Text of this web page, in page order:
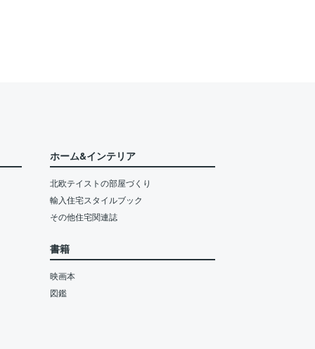
ホーム&インテリア
北欧テイストの部屋づくり
輸入住宅スタイルブック
その他住宅関連誌
書籍
映画本
図鑑